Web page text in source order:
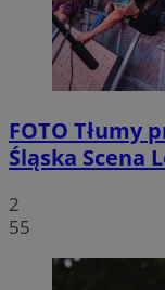
FOTO Tłumy
Śląska Scena
2
55